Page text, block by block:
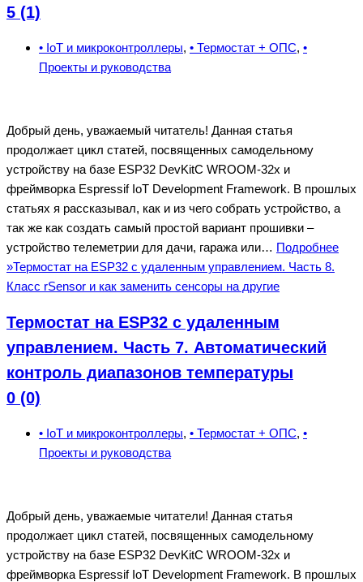
5 (1)
• IoT и микроконтроллеры, • Термостат + ОПС, •
Проекты и руководства
Добрый день, уважаемый читатель! Данная статья
продолжает цикл статей, посвященных самодельному
устройству на базе ESP32 DevKitC WROOM-32x и
фреймворка Espressif IoT Development Framework. В прошлых
статьях я рассказывал, как и из чего собрать устройство, а
так же как создать самый простой вариант прошивки –
устройство телеметрии для дачи, гаража или… Подробнее
»Термостат на ESP32 с удаленным управлением. Часть 8.
Класс rSensor и как заменить сенсоры на другие
Термостат на ESP32 с удаленным
управлением. Часть 7. Автоматический
контроль диапазонов температуры
0 (0)
• IoT и микроконтроллеры, • Термостат + ОПС, •
Проекты и руководства
Добрый день, уважаемые читатели! Данная статья
продолжает цикл статей, посвященных самодельному
устройству на базе ESP32 DevKitC WROOM-32x и
фреймворка Espressif IoT Development Framework. В прошлых